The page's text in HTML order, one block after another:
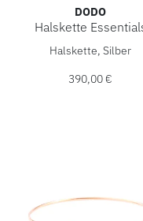
DODO
Halskette
DoDo Halskette
Halskette, Silber
390,00 €